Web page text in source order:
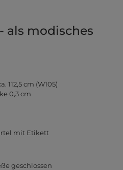
als modisches
112,5 cm (W105)
0,3 cm
mit Etikett
geschlossen